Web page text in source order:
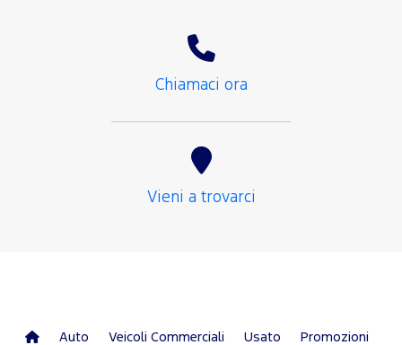
Chiamaci ora
Vieni a trovarci
Auto Veicoli Commerciali Usato Promozioni